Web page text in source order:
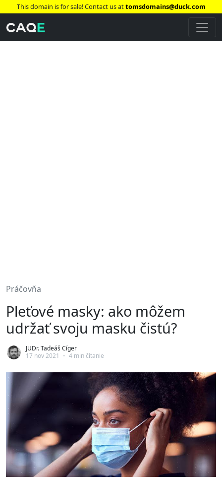
This domain is for sale! Contact us attomsdomains@duck.com
Práčovňa
Pleťové masky: ako môžem
udržať svoju masku čistú?
JUDr. Tadeáš Cíger
17 nov 2021
• 4 min čítanie